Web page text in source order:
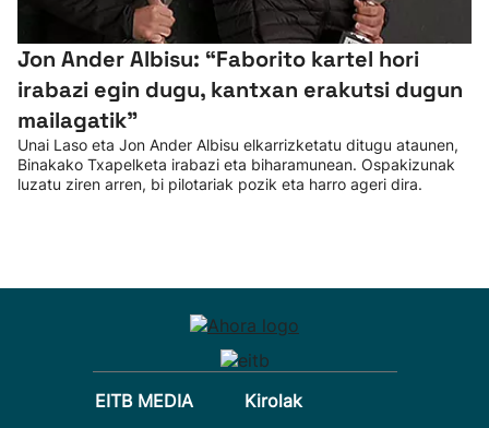
Jon Ander Albisu: “Faborito kartel hori
irabazi egin dugu, kantxan erakutsi dugun
mailagatik”
Unai Laso eta Jon Ander Albisu elkarrizketatu ditugu ataunen,
Binakako Txapelketa irabazi eta biharamunean. Ospakizunak
luzatu ziren arren, bi pilotariak pozik eta harro ageri dira.
EITB MEDIA
Kirolak